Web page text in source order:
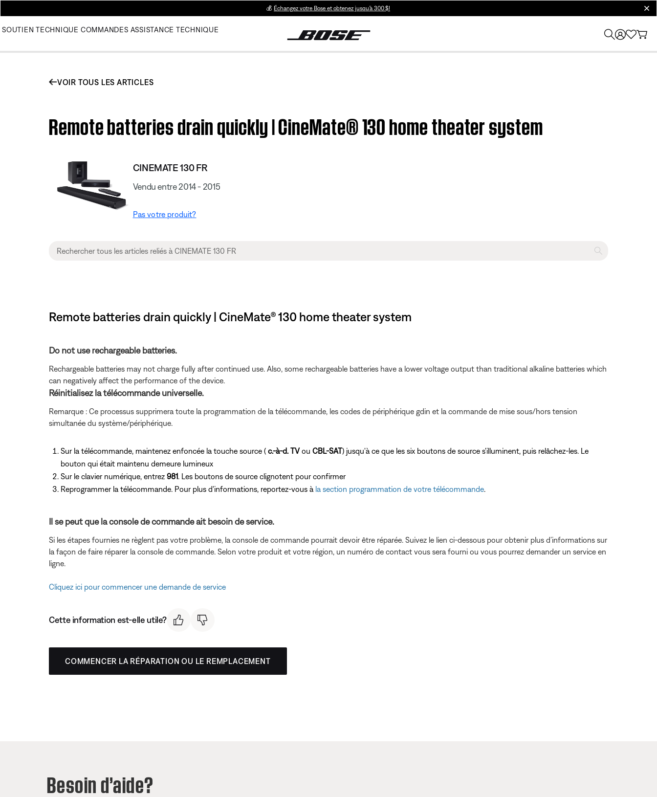
💰 Échangez votre Bose et obtenez jusqu’à 300 $!
SOUTIEN TECHNIQUE COMMANDES ASSISTANCE TECHNIQUE
VOIR TOUS LES ARTICLES
Remote batteries drain quickly | CineMate® 130 home theater system
CINEMATE 130 FR
Vendu entre 2014 - 2015
Pas votre produit?
Remote batteries drain quickly | CineMate® 130 home theater system
Do not use rechargeable batteries.
Rechargeable batteries may not charge fully after continued use. Also, some rechargeable batteries have a lower voltage output than traditional alkaline batteries which
can negatively affect the performance of the device.
Réinitialisez la télécommande universelle.
Remarque : Ce processus supprimera toute la programmation de la télécommande, les codes de périphérique gdin et la commande de mise sous/hors tension
simultanée du système/périphérique.
Sur la télécommande, maintenez enfoncée la touche source ( c.-à-d. TVou CBL-SAT) jusqu'à ce que les six boutons de source s'illuminent, puis relâchez-les. Le
bouton qui était maintenu demeure lumineux
Sur le clavier numérique, entrez 981 . Les boutons de source clignotent pour confirmer
Reprogrammer la télécommande. Pour plus d'informations, reportez-vous à la section programmation de votre télécommande
Il se peut que la console de commande ait besoin de service.
Si les étapes fournies ne règlent pas votre problème, la console de commande pourrait devoir être réparée. Suivez le lien ci-dessous pour obtenir plus d’informations sur
la façon de faire réparer la console de commande. Selon votre produit et votre région, un numéro de contact vous sera fourni ou vous pourrez demander un service en
ligne.
Cliquez ici pour commencer une demande de service
Cette information est-elle utile?
COMMENCER LA RÉPARATION OU LE REMPLACEMENT
Besoin d’aide?